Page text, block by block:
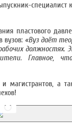
специалист
пластового
вузов: «Вуз даёт
Главное,
магистрантов, а